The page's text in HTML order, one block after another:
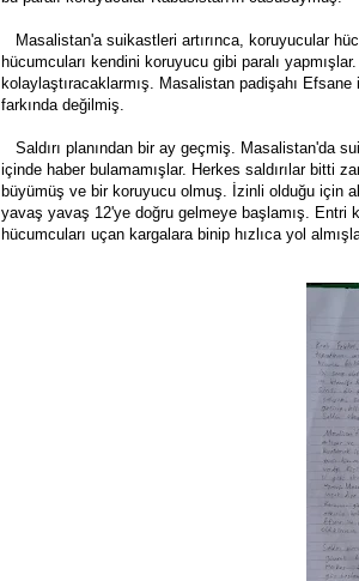
Masalistan'a suikastleri artırınca, koruyucular
hücumcuları kendini koruyucu gibi paralı
kolaylaştıracaklarmış. Masalistan padişahı
farkında değilmiş.
Saldırı planından bir ay geçmiş. Masalistan'da
içinde haber bulamamışlar. Herkes saldırılar bitti
büyümüş ve bir koruyucu olmuş. İzinli olduğu için
yavaş yavaş 12'ye doğru gelmeye başlamış. Entri
hücumcuları uçan kargalara binip hızlıca yol